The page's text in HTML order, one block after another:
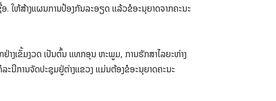
. ໃຫ້ສ້າງແຜນການປ້ອງກັນລະອຽດ ແລ້ວຂໍອະນຸຍາດຈາກຄະນະ
າງເຂັ້ມງວດ ເປັນຕົ້ນ ແທກອຸນ ຫະພູມ, ການຮັກສາໄລຍະຫ່າງ
ນີການຈັດປະຊຸມຢູ່ຕ່າງແຂວງ ແມ່ນຕ້ອງຂໍອະນຸຍາດຄະນະ